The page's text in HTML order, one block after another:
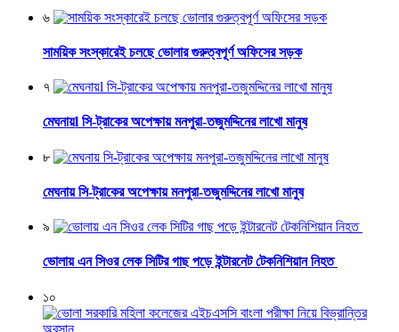
৬
সাময়িক সংস্কারেই চলছে ভোলার গুরুত্বপূর্ণ অফিসের সড়ক
৭
মেঘনায়l সি-ট্রাকের অপেক্ষায় মনপুরা-তজুমদ্দিনের লাখো মানুষ
৮
মেঘনায় সি-ট্রাকের অপেক্ষায় মনপুরা-তজুমদ্দিনের লাখো মানুষ
৯
ভোলায় এন সিওর লেক সিটির গাছ পড়ে ইন্টারনেট টেকনিশিয়ান নিহত
১০